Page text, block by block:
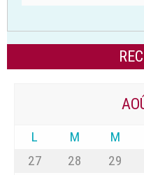
L M M
27
28 29